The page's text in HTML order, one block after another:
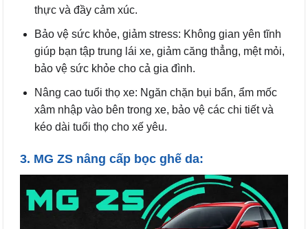
thực và đầy cảm xúc.
Bảo vệ sức khỏe, giảm stress: Không gian yên tĩnh
giúp bạn tập trung lái xe, giảm căng thẳng, mệt mỏi,
bảo vệ sức khỏe cho cả gia đình.
Nâng cao tuổi thọ xe: Ngăn chặn bụi bẩn, ẩm mốc
xâm nhập vào bên trong xe, bảo vệ các chi tiết và
kéo dài tuổi thọ cho xế yêu.
3. MG ZS nâng cấp bọc ghế da: